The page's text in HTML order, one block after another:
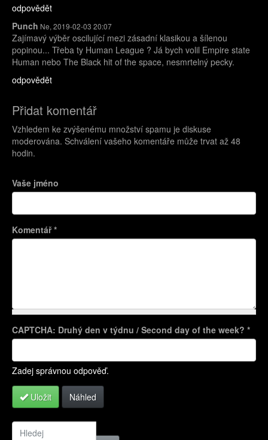
odpovědět
Punch Ne, 2019-02-03 20:07
Zajímavý výběr oscilující mezi zásadní klasikou a šílenou
popinou... Třeba ty Human League ? Já bych volil Empire state
Human nebo The Black hit of the space, nesmrtelný pecky.
odpovědět
Přidat komentář
Vzhledem ke zvýšenému množství spamu je diskuse
moderována. Schválení vašeho komentáře může trvat až 48
hodin.
Vaše jméno
Komentář*
Více informací o formátech textů
CAPTCHA: Druhý den v týdnu / Second day of the week? *
Zadej správnou odpověď.
Uložit Náhled